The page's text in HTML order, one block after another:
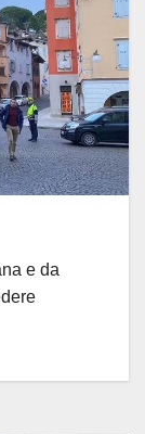
e da